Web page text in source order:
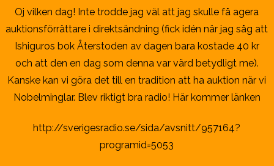
Oj vilken dag! Inte trodde jag väl att jag skulle få agera
auktionsförrättare i direktsändning (fick idén när jag såg att
Ishiguros bok Återstoden av dagen bara kostade 40 kr
och att den en dag som denna var värd betydligt me).
Kanske kan vi göra det till en tradition att ha auktion när vi
Nobelminglar. Blev riktigt bra radio! Här kommer länken
http://sverigesradio.se/sida/avsnitt/957164?
programid=5053